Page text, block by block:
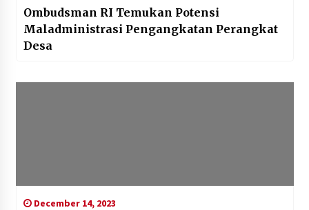
Ombudsman RI Temukan Potensi
Maladministrasi Pengangkatan Perangkat
Desa
December 14, 2023